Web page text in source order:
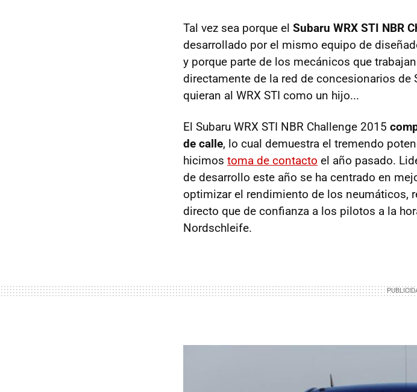
Tal vez sea porque el Subaru WRX STI NBR
desarrollado por el mismo equipo de
y porque parte de los mecánicos que
directamente de la red de concesionarios de
quieran al WRX STI como un hijo...
El Subaru WRX STI NBR Challenge 2015
de calle, lo cual demuestra el tremendo
hicimos toma de contacto el año pasado.
de desarrollo este año se ha centrado en
optimizar el rendimiento de los neumáticos,
directo que de confianza a los pilotos a la
Nordschleife.